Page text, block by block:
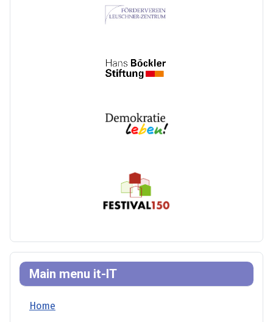
Main menu it-IT
Home